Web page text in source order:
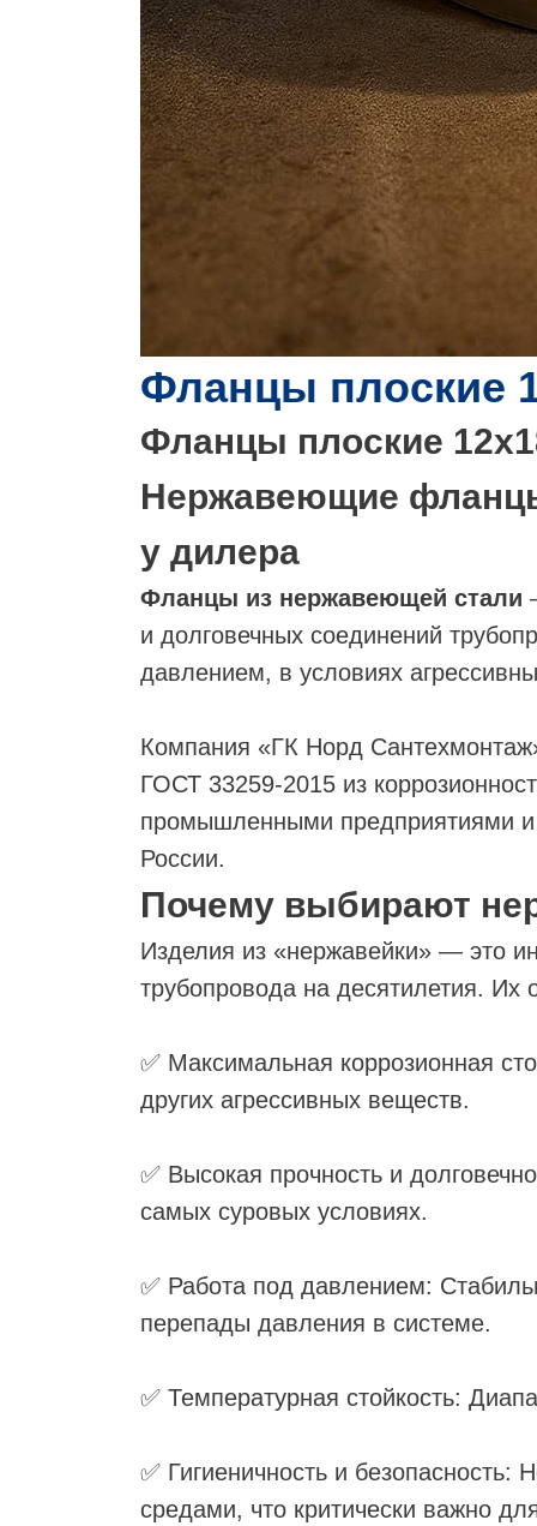
Фланцы плоские
Фланцы плоские
Нержавеющие
у дилера
Фланцы из нержавеющей стали
и долговечных соединений
давлением, в условиях
Компания «ГК Норд
ГОСТ 33259-2015 из
промышленными предприятиями
России.
Почему выбирают
Изделия из «нержавейки» — это
трубопровода на десятилетия. Их
✅ Максимальная коррозионная
других агрессивных веществ.
✅ Высокая прочность и
самых суровых условиях.
✅ Работа под давлением:
перепады давления в системе.
✅ Температурная стойкость:
✅ Гигиеничность и
средами, что критически важно